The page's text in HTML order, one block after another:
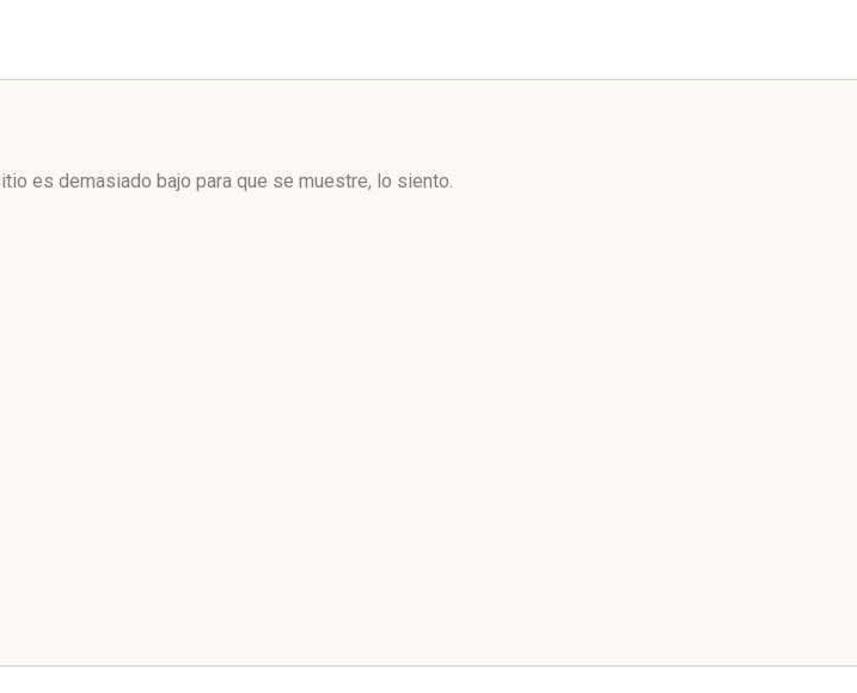
es demasiado bajo para que se muestre, lo siento.